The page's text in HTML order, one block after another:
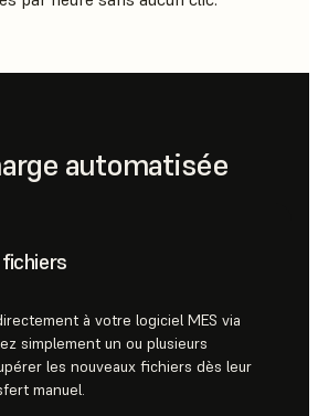
automatisée
à votre logiciel MES via
simplement un ou plusieurs
les nouveaux fichiers dès leur
manuel.